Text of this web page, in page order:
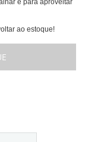
ao estoque!